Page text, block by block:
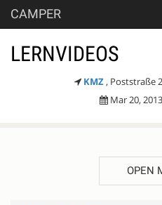
CAMPER
LERNVIDEOS
KMZ , Poststraße
Mar 20,
OPEN